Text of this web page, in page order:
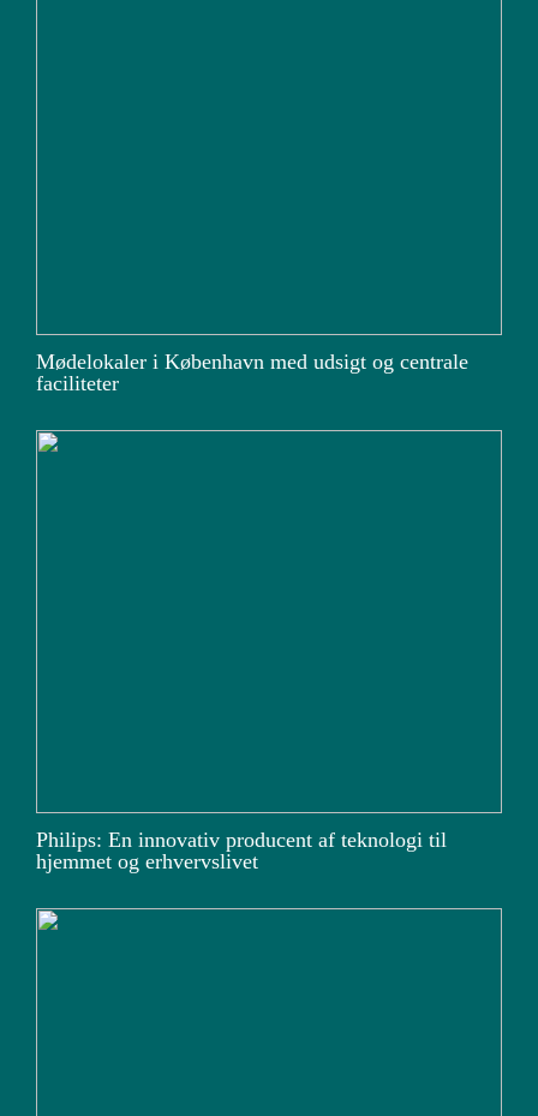
Mødelokaler i København med udsigt og centrale
faciliteter
Philips: En innovativ producent af teknologi til
hjemmet og erhvervslivet